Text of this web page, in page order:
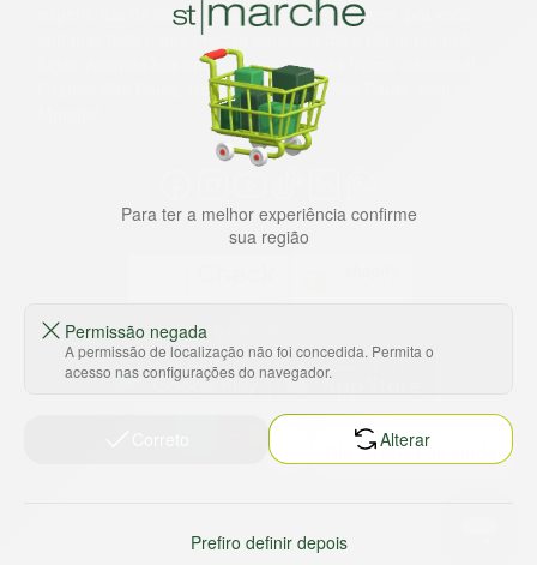
experiência de compras, a preços competitivos, pra você
comprar tudo o que precisa para seu dia a dia em um só
lugar. Além da loja online temos 31 lojas físicas na capital,
Grande São Paulo, litoral e interior de São Paulo. Vem ser
HORTUS COMERCIO DE ALIMENTOS S.A
Termos de serviço
Para ter a melhor experiência confirme
sua região
Permissão negada
A permissão de localização não foi concedida. Permita o
acesso nas configurações do navegador.
Alterar
Prefiro definir depois